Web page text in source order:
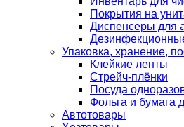
Покрытия на
Диспенсеры для
Упаковка, хранение,
Клейкие ленты
Стрейч-плёнки
Посуда
Фольга и бумага
Автотовары